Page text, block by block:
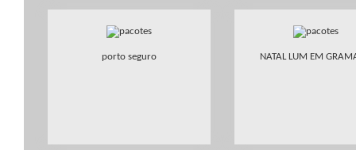
porto seguro NATAL LUM EM